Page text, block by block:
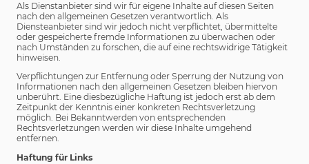
Als Dienstanbieter sind wir für eigene Inhalte auf diesen Seiten
nach den allgemeinen Gesetzen verantwortlich. Als
Diensteanbieter sind wir jedoch nicht verpflichtet, übermittelte
oder gespeicherte fremde Informationen zu überwachen oder
nach Umständen zu forschen, die auf eine rechtswidrige Tätigkeit
hinweisen.
Verpflichtungen zur Entfernung oder Sperrung der Nutzung von
Informationen nach den allgemeinen Gesetzen bleiben hiervon
unberührt. Eine diesbezügliche Haftung ist jedoch erst ab dem
Zeitpunkt der Kenntnis einer konkreten Rechtsverletzung
möglich. Bei Bekanntwerden von entsprechenden
Rechtsverletzungen werden wir diese Inhalte umgehend
entfernen.
Haftung für Links